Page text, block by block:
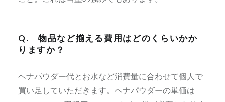
Q. 物品など揃える費用はどのくらいかか
りますか？
ヘナパウダー代とお水など消費量に合わせて個人で
買い足していただきます。ヘナパウダーの単価は